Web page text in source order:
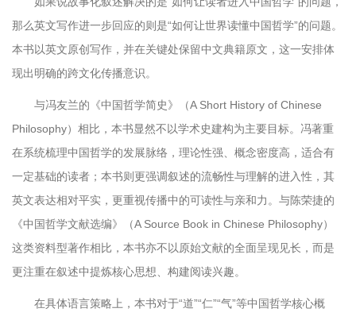
那么英文写作进一步回应的则是“如何让世界读懂中国哲学”的问题。
本书以英文原创写作，并在关键处保留中文典籍原文，这一安排体
现出明确的跨文化传播意识。
与冯友兰的《中国哲学简史》（A Short History of Chinese
Philosophy）相比，本书显然不以学术史建构为主要目标。冯著重
在系统梳理中国哲学的发展脉络，理论性强、概念密度高，适合有
一定基础的读者；本书则更强调叙述的流畅性与理解的进入性，其
英文表达相对平实，更重视传播中的可读性与亲和力。与陈荣捷的
《中国哲学文献选编》（A Source Book in Chinese Philosophy）
这类资料型著作相比，本书亦不以原始文献的全面呈现见长，而是
更注重在叙述中提炼核心思想、构建阅读兴趣。
在具体语言策略上，本书对于“道”“仁”“气”等中国哲学核心概